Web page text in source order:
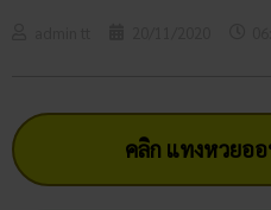
คลิก แทงหวยออ